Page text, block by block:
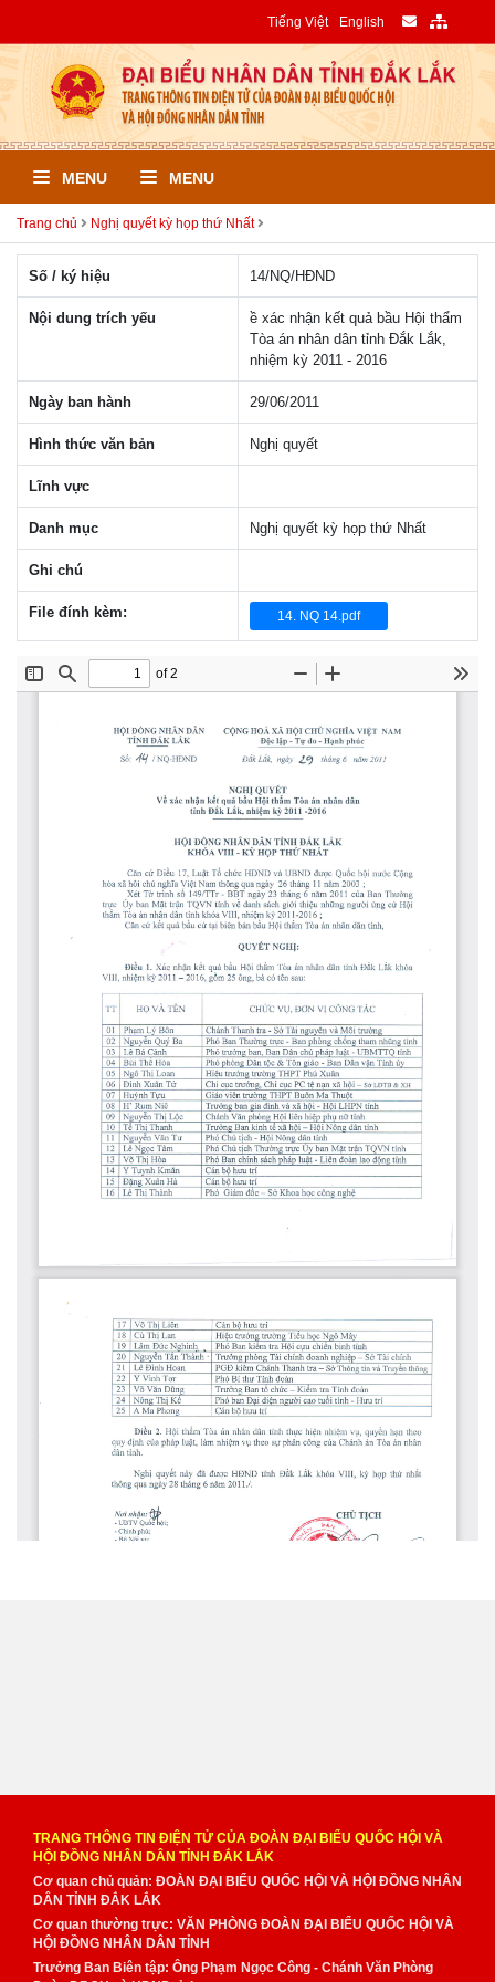
Tiếng Việt English
MENU MENU
Trang chủ Nghị quyết kỳ họp thứ Nhất
Số / ký hiệu 14/NQ/HÐND
Nội dung trích yếu
ề xác nhận kết quả bầu Hội thẩm
Tòa án nhân dân tỉnh Đắk Lắk,
nhiệm kỳ 2011 - 2016
Ngày ban hành 29/06/2011
Hình thức văn bản Nghị quyết
Lĩnh vực
Danh mục Nghị quyết kỳ họp thứ Nhất
Ghi chú
File đính kèm: 14. NQ 14.pdf
TRANG THÔNG TIN ĐIỆN TỬ CỦA ĐOÀN ĐẠI BIỂU QUỐC HỘI VÀ
HỘI ĐỒNG NHÂN DÂN TỈNH ĐẮK LẮK
Cơ quan chủ quản: ĐOÀN ĐẠI BIỂU QUỐC HỘI VÀ HỘI ĐỒNG NHÂN
DÂN TỈNH ĐẮK LẮK
Cơ quan thường trực: VĂN PHÒNG ĐOÀN ĐẠI BIỂU QUỐC HỘI VÀ
HỘI ĐỒNG NHÂN DÂN TỈNH
Trưởng Ban Biên tập: Ông Phạm Ngọc Công - Chánh Văn Phòng